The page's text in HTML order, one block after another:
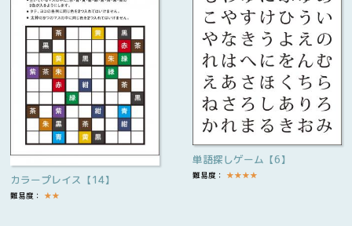
カラープレイス【14】
難易度： ★★
単語探しゲーム【6】
難易度： ★★★★